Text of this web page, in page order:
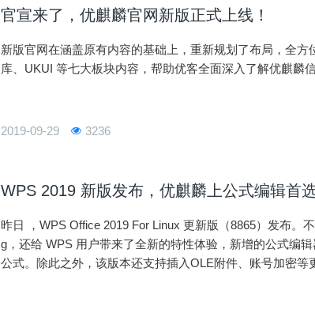
官宣来了，优麒麟官网新版正式上线！
新版官网在涵盖原有内容的基础上，重新规划了布局，全
库、UKUI 等七大板块内容，帮助优客全面深入了解优麒麟信
2019-09-29 3236
WPS 2019 新版发布，优麒麟上公式编辑首选
昨日 ，WPS Office 2019 For Linux 更新版（8865）发布。
g，还给 WPS 用户带来了全新的特性体验，新增的公式编
公式。除此之外，该版本还支持插入OLE附件、账号加密